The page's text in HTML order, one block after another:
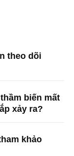
theo dõi
biến mất
xảy ra?
khảo